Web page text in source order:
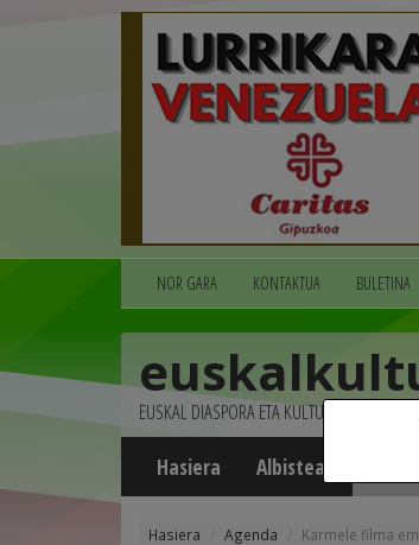
NOR GARA KONTAKTUA BULETINA
EUSKAL DIASPORA ETA KULTURA
Hasiera Albisteak
Hasiera Agenda Karmele filma